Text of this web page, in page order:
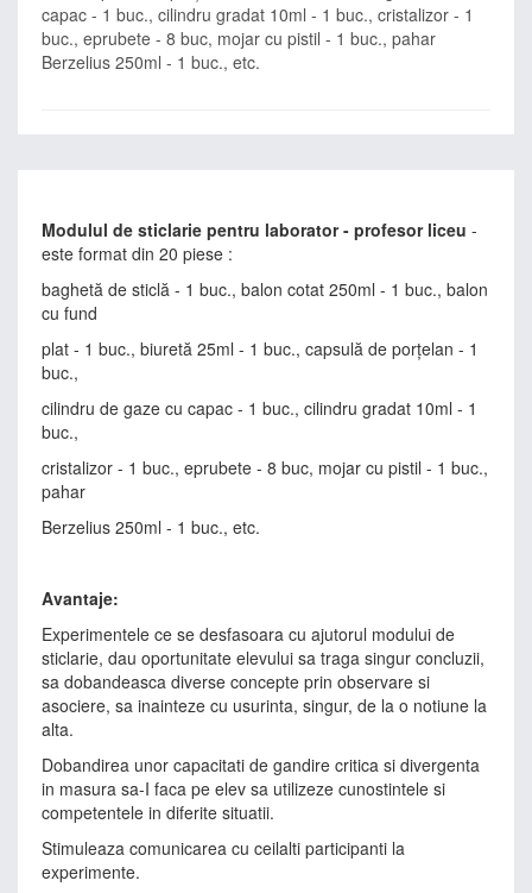
capac - 1 buc., cilindru gradat 10ml - 1 buc., cristalizor - 1
buc., eprubete - 8 buc, mojar cu pistil - 1 buc., pahar
Berzelius 250ml - 1 buc., etc.
Modulul de sticlarie pentru laborator - profesor liceu -
este format din 20 piese :
baghetă de sticlă - 1 buc., balon cotat 250ml - 1 buc., balon
cu fund
plat - 1 buc., biuretă 25ml - 1 buc., capsulă de porțelan - 1
buc.,
cilindru de gaze cu capac - 1 buc., cilindru gradat 10ml - 1
buc.,
cristalizor - 1 buc., eprubete - 8 buc, mojar cu pistil - 1 buc.,
pahar
Berzelius 250ml - 1 buc., etc.
Avantaje:
Experimentele ce se desfasoara cu ajutorul modului de
sticlarie, dau oportunitate elevului sa traga singur concluzii,
sa dobandeasca diverse concepte prin observare si
asociere, sa inainteze cu usurinta, singur, de la o notiune la
alta.
Dobandirea unor capacitati de gandire critica si divergenta
in masura sa-I faca pe elev sa utilizeze cunostintele si
competentele in diferite situatii.
Stimuleaza comunicarea cu ceilalti participanti la
experimente.